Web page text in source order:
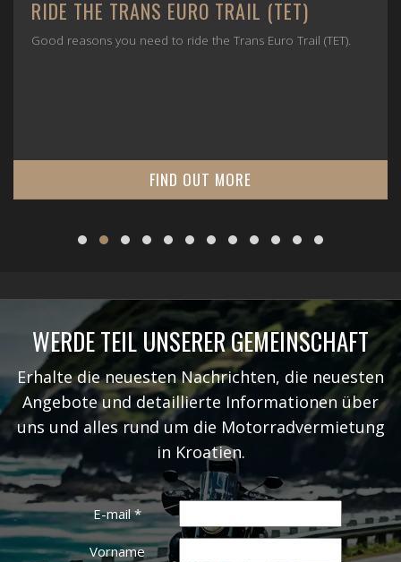
RIDE THE TRANS EURO TRAIL (TET)
Good reasons you need to ride the Trans Euro Trail (TET).
FIND OUT MORE
WERDE TEIL UNSERER GEMEINSCHAFT
Erhalte die neuesten Nachrichten, die neuesten
Angebote und detaillierte Informationen über
uns und alles rund um die Motorradvermietung
in Kroatien.
E-mail*
Vorname